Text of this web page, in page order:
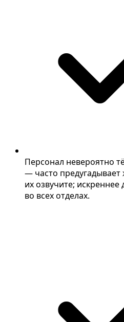
Персонал невероятно
— часто предугадывает
их озвучите;
во всех отделах.